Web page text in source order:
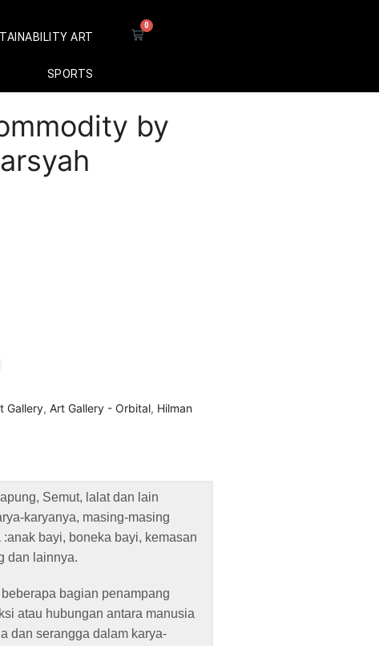
ART
SPORTS
0
by
Gallery,Art Gallery - Orbital, Hilman
Semut, lalat dan lain
karyanya, masing-masing
bayi, boneka bayi, kemasan
dan lainnya.
bagian penampang
atau hubungan antara manusia
dan serangga dalam karya-